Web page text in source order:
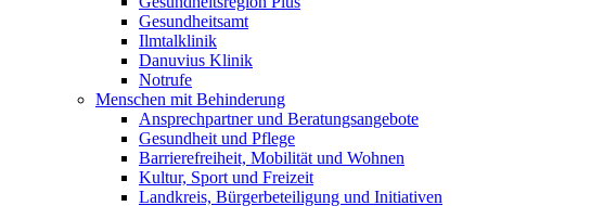
Gesundheitsamt
Ilmtalklinik
Danuvius Klinik
Notrufe
Menschen mit Behinderung
Ansprechpartner und Beratungsangebote
Gesundheit und Pflege
Barrierefreiheit, Mobilität und Wohnen
Kultur, Sport und Freizeit
Landkreis, Bürgerbeteiligung und Initiativen